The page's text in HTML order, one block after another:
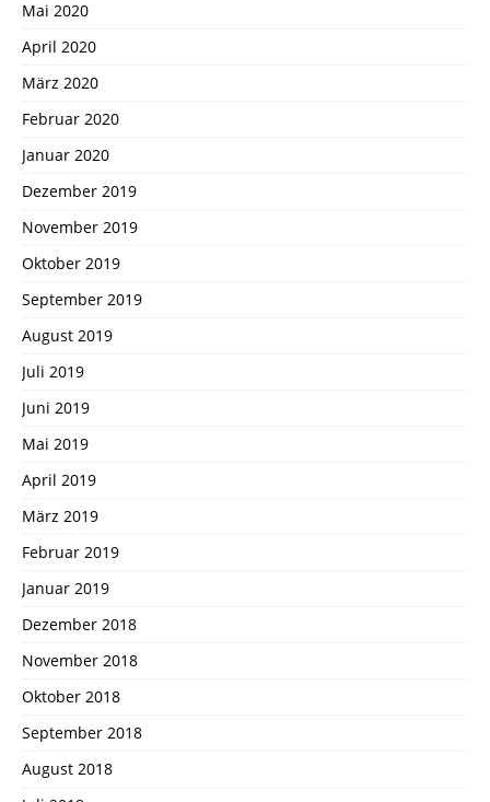
Mai 2020
April 2020
März 2020
Februar 2020
Januar 2020
Dezember 2019
November 2019
Oktober 2019
September 2019
August 2019
Juli 2019
Juni 2019
Mai 2019
April 2019
März 2019
Februar 2019
Januar 2019
Dezember 2018
November 2018
Oktober 2018
September 2018
August 2018